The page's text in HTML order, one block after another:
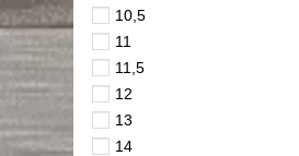
10,5
11
11,5
12
13
14